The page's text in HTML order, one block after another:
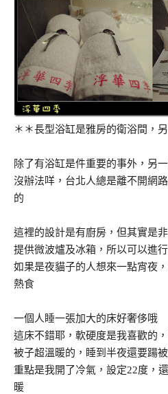
＊＊長型浴缸是雅房的衛浴間，
除了有浴缸是件重要的事外，另
沒辦法咩，台北人總是離不開網
的
這裡的設計是有廚房，但其實是
提供微波爐及冰箱，所以可以進
如果是夜貓子的人想來一點宵夜
熱食
一個人睡一張加大的床好奢侈哦
這床不錯耶，軟硬度是我喜歡的
被子超溫暖的，睡到半夜還要踼
重點是我開了冷氣，設定22度，
暖